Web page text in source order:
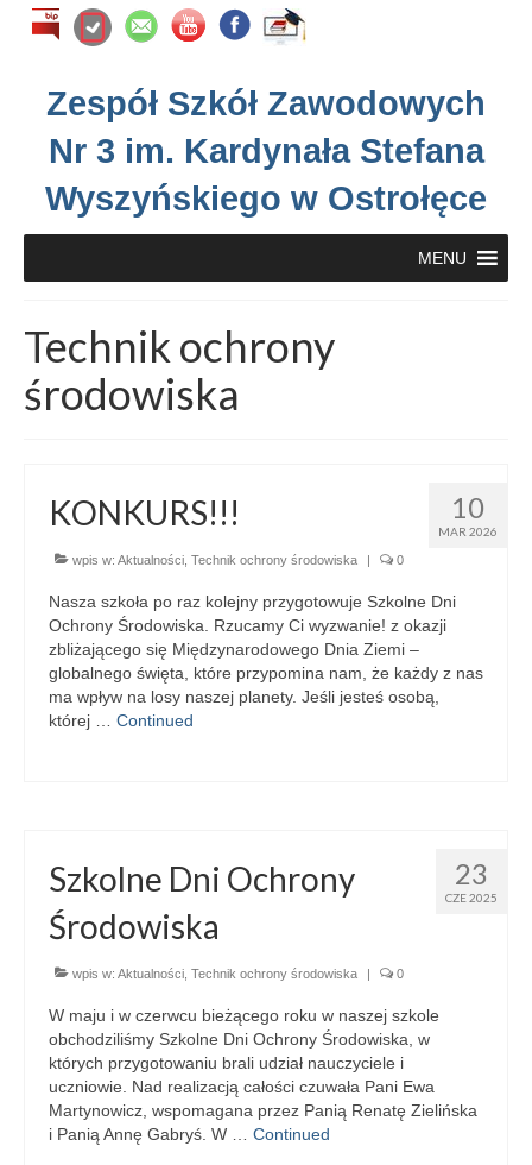
Zespół Szkół Zawodowych
Nr 3 im. Kardynała Stefana
Wyszyńskiego w Ostrołęce
MENU
Technik ochrony
środowiska
10
MAR 2026
KONKURS!!!
wpis w: Aktualności Technik ochrony środowiska | 0
Nasza szkoła po raz kolejny przygotowuje Szkolne Dni
Ochrony Środowiska. Rzucamy Ci wyzwanie! z okazji
zbliżającego się Międzynarodowego Dnia Ziemi –
globalnego święta, które przypomina nam, że każdy z nas
ma wpływ na losy naszej planety. Jeśli jesteś osobą,
której … Continued
23
CZE 2025
Szkolne Dni Ochrony
Środowiska
wpis w: Aktualności Technik ochrony środowiska | 0
W maju i w czerwcu bieżącego roku w naszej szkole
obchodziliśmy Szkolne Dni Ochrony Środowiska, w
których przygotowaniu brali udział nauczyciele i
uczniowie. Nad realizacją całości czuwała Pani Ewa
Martynowicz, wspomagana przez Panią Renatę Zielińska
i Panią Annę Gabryś. W … Continued